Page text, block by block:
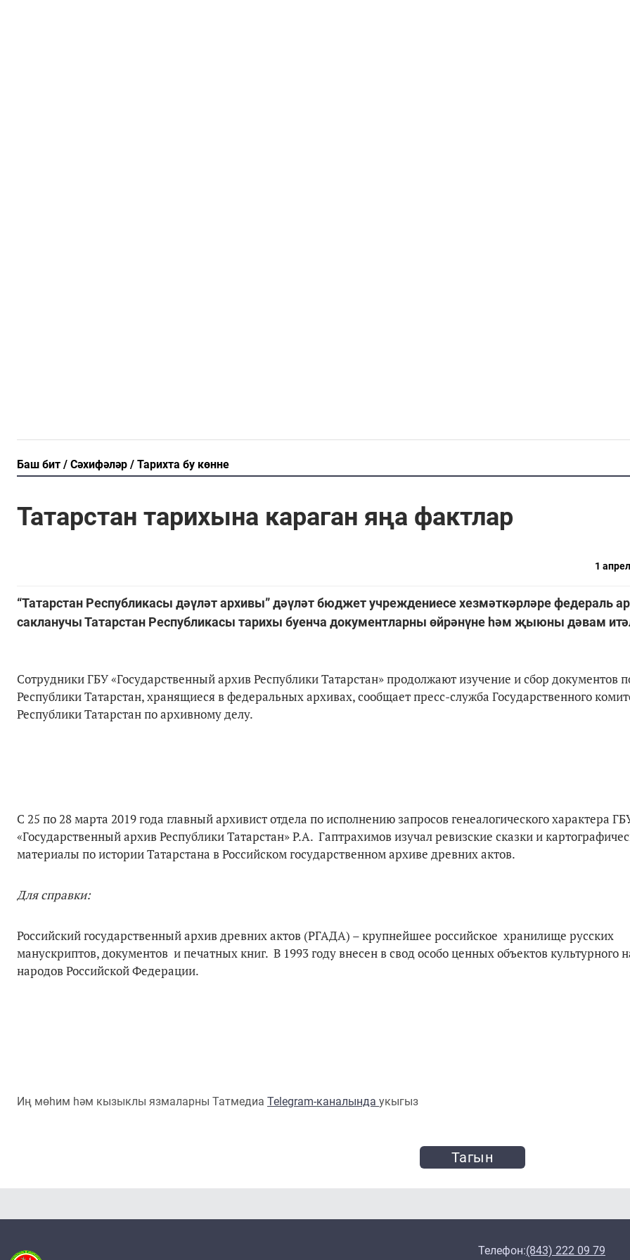
Баш бит Сәхифәләр Тарихта бу көнне
Татарстан тарихына караган яңа фактлар
1
“Татарстан Республикасы дәүләт архивы” дәүләт бюджет учреждениесе хезмәткәрләре федераль
сакланучы Татарстан Республикасы тарихы буенча документларны өйрәнүне һәм җыюны дәвам
Сотрудники ГБУ «Государственный архив Республики Татарстан» продолжают изучение и сбор документов
Республики Татарстан, хранящиеся в федеральных архивах, сообщает пресс-служба Государственного
Республики Татарстан по архивному делу.
С 25 по 28 марта 2019 года главный архивист отдела по исполнению запросов генеалогического характера
«Государственный архив Республики Татарстан» Р.А. Гаптрахимов изучал ревизские сказки и
материалы по истории Татарстана в Российском государственном архиве древних актов.
Для справки:
Российский государственный архив древних актов (РГАДА) – крупнейшее российское хранилище русских
манускриптов, документов и печатных книг. В 1993 году внесен в свод особо ценных объектов культурного
народов Российской Федерации.
Иң мөһим һәм кызыклы язмаларны Татмедиа Telegram-каналында укыгыз
Тагын
Телефон:(843) 222 09 79